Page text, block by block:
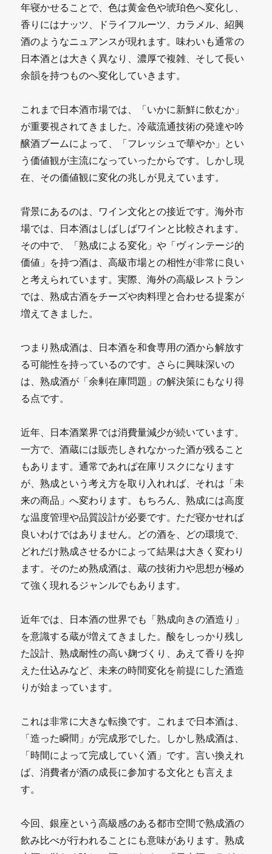
年寝かせることで、色は黄金色や琥珀色へ変化し、
香りにはナッツ、ドライフルーツ、カラメル、紹興
酒のようなニュアンスが現れます。味わいも通常の
日本酒とは大きく異なり、濃厚で複雑、そして長い
余韻を持つものへ変化していきます。
これまで日本酒市場では、「いかに新鮮に飲むか」
が重要視されてきました。冷蔵流通技術の発達や吟
醸酒ブームによって、「フレッシュで華やか」とい
う価値観が主流になっていったからです。しかし現
在、その価値観に変化の兆しが見えています。
背景にあるのは、ワイン文化との接近です。海外市
場では、日本酒はしばしばワインと比較されます。
その中で、「熟成による変化」や「ヴィンテージ的
価値」を持つ酒は、高級市場との相性が非常に良い
と考えられています。実際、海外の高級レストラン
では、熟成古酒をチーズや肉料理と合わせる提案が
増えてきました。
つまり熟成酒は、日本酒を和食専用の酒から解放す
る可能性を持っているのです。さらに興味深いの
は、熟成酒が「余剰在庫問題」の解決策にもなり得
る点です。
近年、日本酒業界では消費量減少が続いています。
一方で、酒蔵には販売しきれなかった酒が残ること
もあります。通常であれば在庫リスクになります
が、熟成という考え方を取り入れれば、それは「未
来の商品」へ変わります。もちろん、熟成には高度
な温度管理や品質設計が必要です。ただ寝かせれば
良いわけではありません。どの酒を、どの環境で、
どれだけ熟成させるかによって結果は大きく変わり
ます。そのため熟成酒は、蔵の技術力や思想が極め
て強く現れるジャンルでもあります。
近年では、日本酒の世界でも「熟成向きの酒造り」
を意識する蔵が増えてきました。酸をしっかり残し
た設計、熟成耐性の高い麹づくり、あえて香りを抑
えた仕込みなど、未来の時間変化を前提にした酒造
りが始まっています。
これは非常に大きな転換です。これまで日本酒は、
「造った瞬間」が完成形でした。しかし熟成酒は、
「時間によって完成していく酒」です。言い換えれ
ば、消費者が酒の成長に参加する文化とも言えま
す。
今回、銀座という高級感のある都市空間で熟成酒の
飲み比べが行われることにも意味があります。熟成